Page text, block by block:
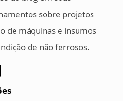
sobre projetos
de máquinas e insumos
de não ferrosos.